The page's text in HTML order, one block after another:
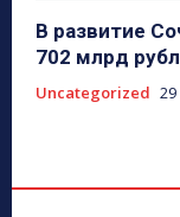
В развитие
702 млрд
Uncategorized